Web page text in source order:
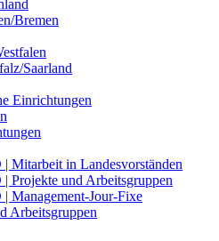
Bremen
Saarland
Einrichtungen
Mitarbeit in Landesvorständen
Projekte und Arbeitsgruppen
Management-Jour-Fixe
Arbeitsgruppen